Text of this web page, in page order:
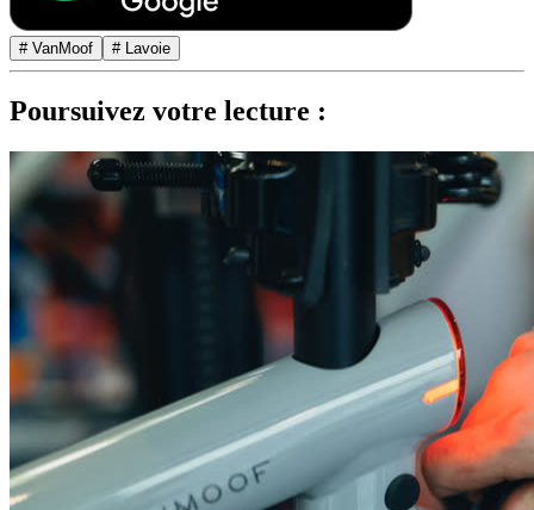
# VanMoof # Lavoie
Poursuivez votre lecture :